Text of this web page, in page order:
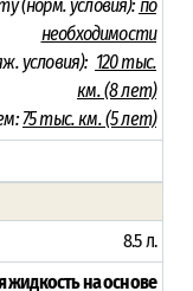
(норм. условия): по
необходимости
условия): 120 тыс.
км. (8 лет)
75 тыс. км. (5 лет)
8.5 л.
жидкость на основе